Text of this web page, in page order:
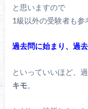
と思いますので
1級以外の受験者も参
過去問に始まり、過
といっていいほど、
キモ。